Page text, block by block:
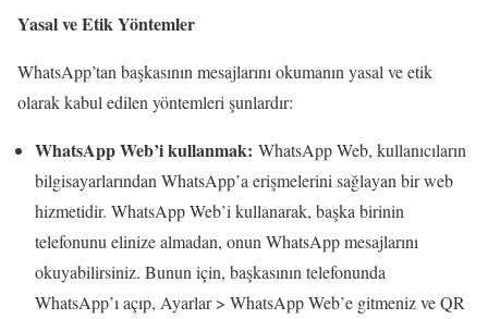
Yasal ve Etik Yöntemler
WhatsApp’tan başkasının mesajlarını okumanın yasal ve etik
olarak kabul edilen yöntemleri şunlardır:
WhatsApp Web’i kullanmak: WhatsApp Web, kullanıcıların
bilgisayarlarından WhatsApp’a erişmelerini sağlayan bir web
hizmetidir. WhatsApp Web’i kullanarak, başka birinin
telefonunu elinize almadan, onun WhatsApp mesajlarını
okuyabilirsiniz. Bunun için, başkasının telefonunda
WhatsApp’ı açıp, Ayarlar > WhatsApp Web’e gitmeniz ve QR